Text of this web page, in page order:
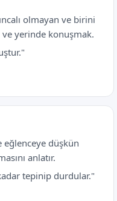
olmayan ve birini
ve yerinde konuşmak.
eğlenceye düşkün
anlatır.
tepinip durdular."